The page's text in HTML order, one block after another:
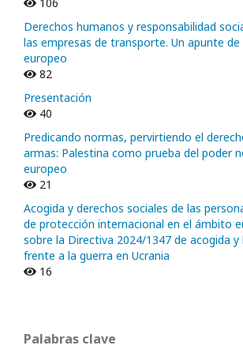
Derechos humanos y responsabilidad
las empresas de transporte. Un apunte de
europeo
82
Presentación
40
Predicando normas, pervirtiendo el
armas: Palestina como prueba del poder
europeo
21
Acogida y derechos sociales de las
de protección internacional en el ámbito
sobre la Directiva 2024/1347 de acogida y
frente a la guerra en Ucrania
16
Palabras clave